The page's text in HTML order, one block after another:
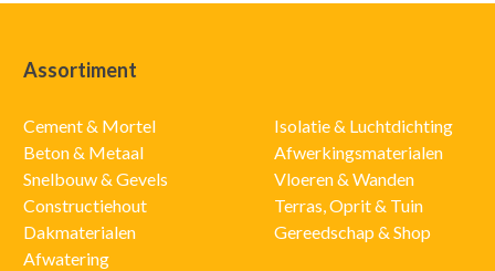
Assortiment
Cement & Mortel
Beton & Metaal
Snelbouw & Gevels
Constructiehout
Dakmaterialen
Afwatering
Isolatie & Luchtdichting
Afwerkingsmaterialen
Vloeren & Wanden
Terras, Oprit & Tuin
Gereedschap & Shop